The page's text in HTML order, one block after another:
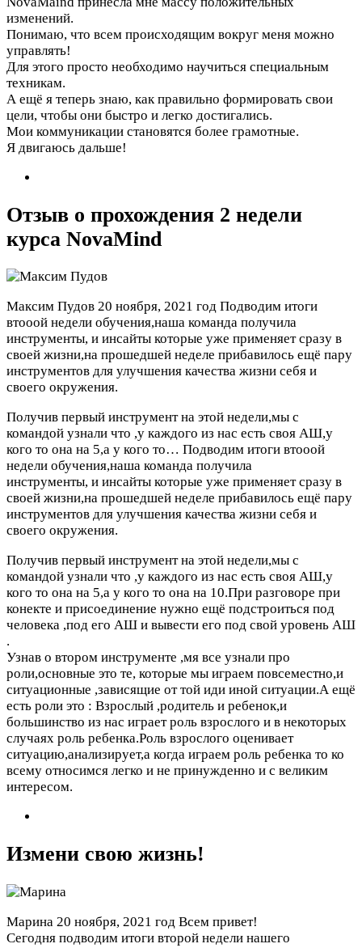
изменений.
Понимаю, что всем происходящим вокруг меня можно
управлять!
Для этого просто необходимо научиться специальным
техникам.
А ещё я теперь знаю, как правильно формировать свои
цели, чтобы они быстро и легко достигались.
Мои коммуникации становятся более грамотные.
Я двигаюсь дальше!
Отзыв о прохождения 2 недели
курса NovaMind
Максим Пудов 20 ноября, 2021 год Подводим итоги
втооой недели обучения,наша команда получила
инструменты, и инсайты которые уже применяет сразу в
своей жизни,на прошедшей неделе прибавилось ещё пару
инструментов для улучшения качества жизни себя и
своего окружения.
Получив первый инструмент на этой недели,мы с
командой узнали что ,у каждого из нас есть своя АШ,у
кого то она на 5,а у кого то… Подводим итоги втооой
недели обучения,наша команда получила
инструменты, и инсайты которые уже применяет сразу в
своей жизни,на прошедшей неделе прибавилось ещё пару
инструментов для улучшения качества жизни себя и
своего окружения.
Получив первый инструмент на этой недели,мы с
командой узнали что ,у каждого из нас есть своя АШ,у
кого то она на 5,а у кого то она на 10.При разговоре при
конекте и присоединение нужно ещё подстроиться под
человека ,под его АШ и вывести его под свой уровень АШ
.
Узнав о втором инструменте ,мя все узнали про
роли,основные это те, которые мы играем повсеместно,и
ситуационные ,зависящие от той иди иной ситуации.А ещё
есть роли это : Взрослый ,родитель и ребенок,и
большинство из нас играет роль взрослого и в некоторых
случаях роль ребенка.Роль взрослого оценивает
ситуацию,анализирует,а когда играем роль ребенка то ко
всему относимся легко и не принужденно и с великим
интересом.
Измени свою жизнь!
Марина 20 ноября, 2021 год Всем привет!
Сегодня подводим итоги второй недели нашего